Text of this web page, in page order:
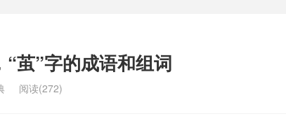
茧”字的成语和组词
阅读(272)